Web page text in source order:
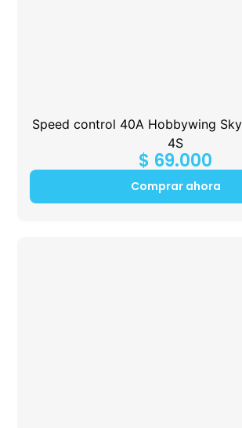
Speed control 40A Hobbywing
4S
$ 69.000
Comprar ahora